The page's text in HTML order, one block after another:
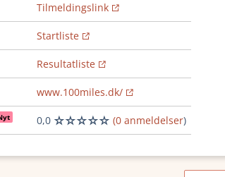
Tilmeldingslink
Startliste
Resultatliste
www.100miles.dk/
0,0 (0 anmeldelser)